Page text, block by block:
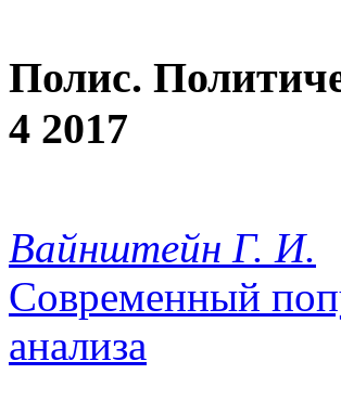
Полис.
4 2017
Вайнштейн Г. И.
Современный
анализа